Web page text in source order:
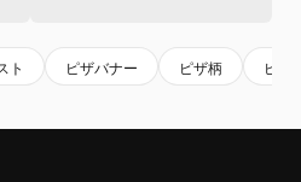
ト ピザバナー ピザ柄 ピザ